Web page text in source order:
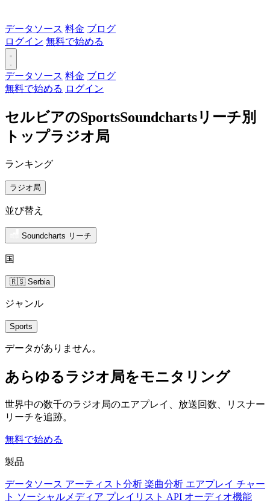
データソース 料金 ブログ
ログイン 無料で始める
データソース 料金 ブログ
無料で始める ログイン
セルビアのSportsSoundchartsリーチ別
トップラジオ局
ランキング
ラジオ局
並び替え
Soundcharts リーチ
国
🇷🇸 Serbia
ジャンル
Sports
データがありません。
あらゆるラジオ局をモニタリング
世界中の数千のラジオ局のエアプレイ、放送回数、リスナー
リーチを追跡。
無料で始める
製品
データソース アーティスト分析 楽曲分析 エアプレイ チャー
ト ソーシャルメディア プレイリスト API オーディオ機能